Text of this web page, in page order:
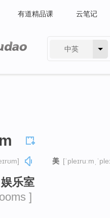
有道精品课 云笔记
中英
美
乐室
]